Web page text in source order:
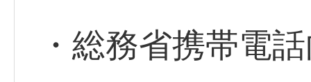
・総務省携帯電